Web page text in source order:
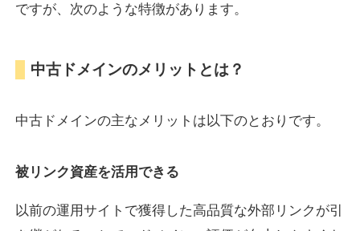
10,800円 入札 0件
econopundit.com
外部リンク数 446
ですが、次のような特徴があります。
中古ドメインのメリットとは？
中古ドメインの主なメリットは以下のとおりです。
被リンク資産を活用できる
以前の運用サイトで獲得した高品質な外部リンクが引